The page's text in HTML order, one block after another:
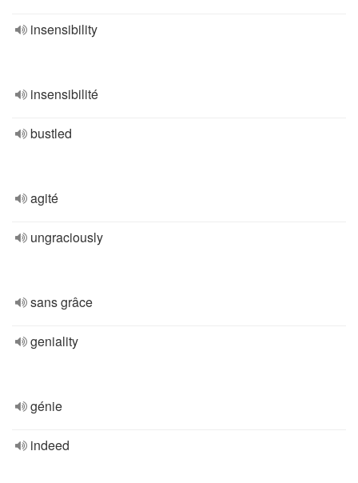
insensibility
insensibilité
bustled
agité
ungraciously
sans grâce
geniality
génie
indeed